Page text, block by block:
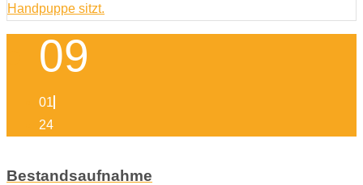
09
01
24
Bestandsaufnahme